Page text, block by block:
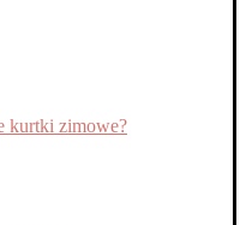
kurtki zimowe?